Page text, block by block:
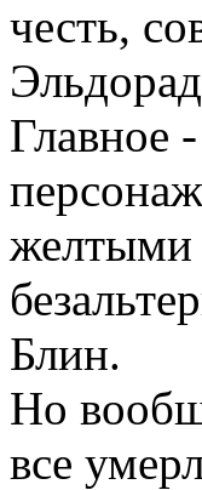
честь,
Главное
желтыми
Блин.
Но
все